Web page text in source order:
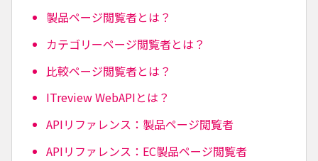
製品ページ閲覧者とは？
カテゴリーページ閲覧者とは？
比較ページ閲覧者とは？
ITreview WebAPIとは？
APIリファレンス：製品ページ閲覧者
APIリファレンス：EC製品ページ閲覧者